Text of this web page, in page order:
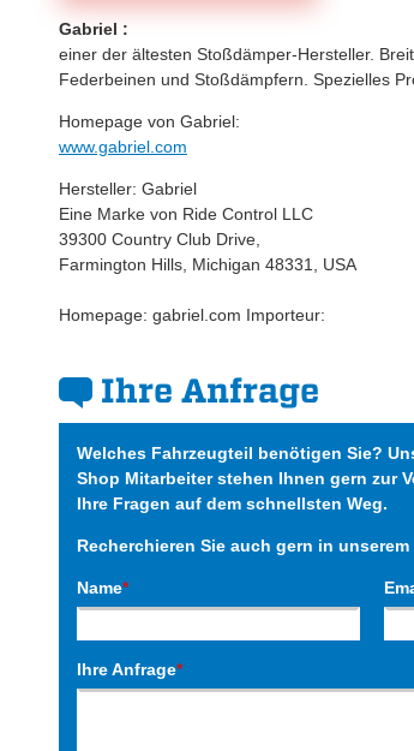
Gabriel :
einer der ältesten Stoßdämper-Hersteller.
Federbeinen und Stoßdämpfern. Spezielles
Homepage von Gabriel:
www.gabriel.com
Hersteller: Gabriel
Eine Marke von Ride Control LLC
39300 Country Club Drive,
Farmington Hills, Michigan 48331, USA
Homepage: gabriel.com Importeur:
Ihre Anfrage
Welches Fahrzeugteil benötigen Sie?
Shop Mitarbeiter stehen Ihnen gern zur
Ihre Fragen auf dem schnellsten Weg.
Recherchieren Sie auch gern in unserem
Name*
Ihre Anfrage*